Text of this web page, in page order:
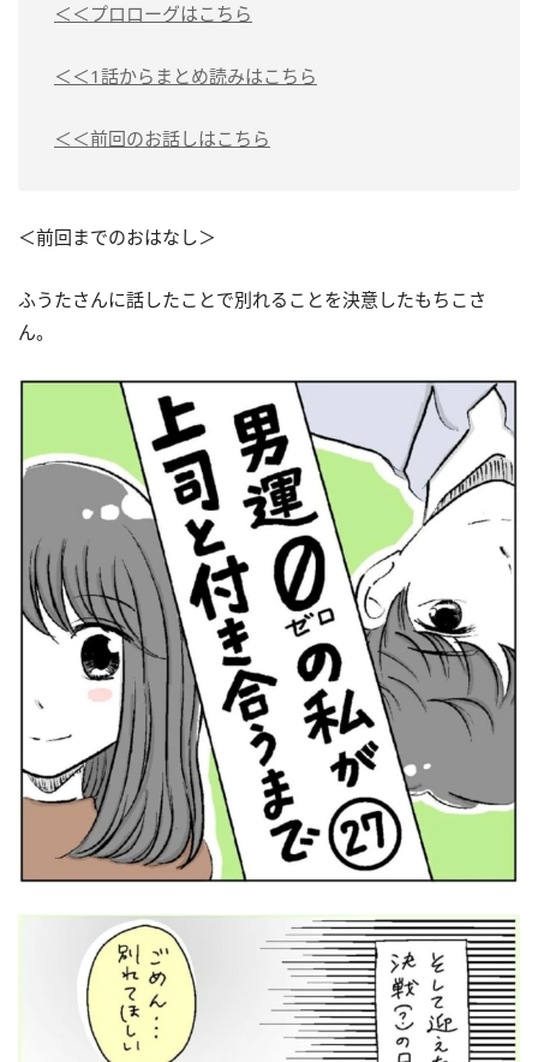
＜＜プロローグはこちら
＜＜1話からまとめ読みはこちら
＜＜前回のお話しはこちら
＜前回までのおはなし＞
ふうたさんに話したことで別れることを決意したもちこさ
ん。